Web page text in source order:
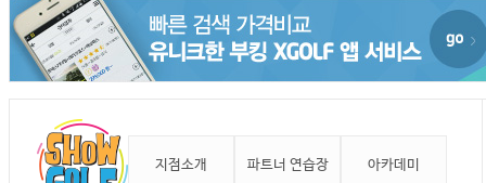
지점소개 파트너 연습장 아카데미